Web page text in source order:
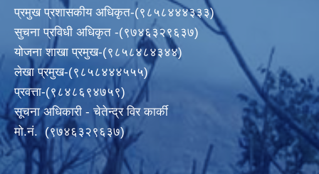
प्रमुख प्रशासकीय अधिकृत-(९८५८४४४३३३)
सुचना प्रविधी अधिकृत -(९७४६३२९६३७)
योजना शाखा प्रमुख-(९८५८४८४३४४)
लेखा प्रमुख-(९८५८४४४५५५)
प्रवत्ता-(९८४८६९४७५९)
सूचना अधिकारी - चेतेन्द्र विर कार्की
मो.नं. (९७४६३२९६३७)